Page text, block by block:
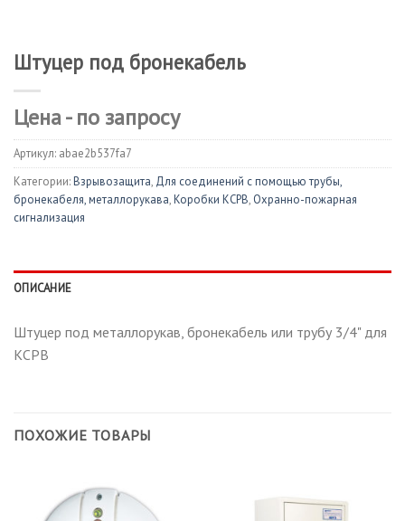
Штуцер под бронекабель
Цена - по запросу
Артикул: abae2b537fa7
Категории:Взрывозащита, Для соединений с помощью трубы,
бронекабеля, металлорукава,Коробки КСРВ, Охранно-пожарная
сигнализация
ОПИСАНИЕ
Штуцер под металлорукав, бронекабель или трубу 3/4" для
КСРВ
ПОХОЖИЕ ТОВАРЫ